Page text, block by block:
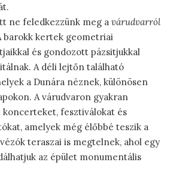
ne feledkezzünk meg a várudvarról
barokk kertek geometriai
és gondozott pázsitjukkal
A déli lejtőn található
a Dunára néznek, különösen
A várudvaron gyakran
fesztiválokat és
amelyek még élőbbé teszik a
teraszai is megtelnek, ahol egy
az épület monumentális